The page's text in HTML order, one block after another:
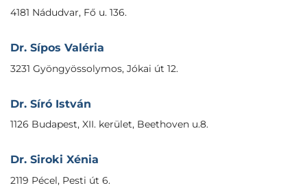
4181 Nádudvar, Fő u. 136.
Dr. Sípos Valéria
3231 Gyöngyössolymos, Jókai út 12.
Dr. Síró István
1126 Budapest, XII. kerület, Beethoven u.8.
Dr. Siroki Xénia
2119 Pécel, Pesti út 6.